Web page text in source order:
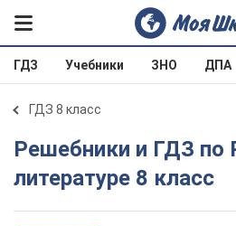
ГДЗ Учебники ЗНО ДПА
ГДЗ 8 класс
Решебники и ГДЗ по Русской
литературе 8 класс